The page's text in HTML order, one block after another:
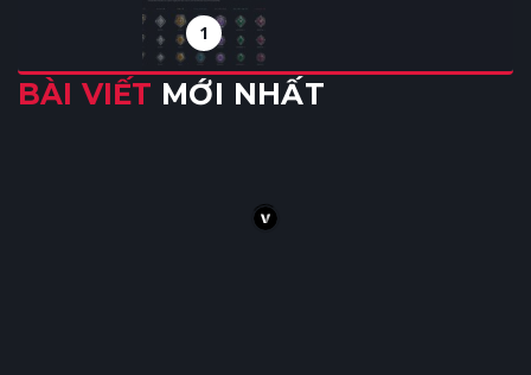
1
BÀI VIẾT MỚI NHẤT